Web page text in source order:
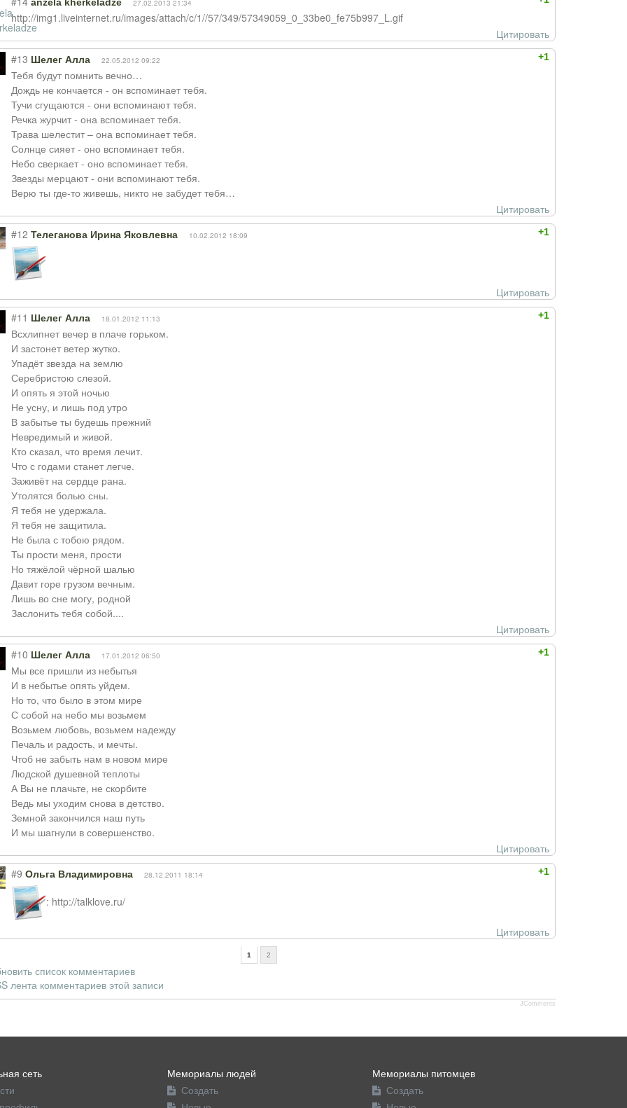
27.02.2013 21:34
http://img1.liveinternet.ru/images/attach/c/1//57/349/57349059_0_33be0_fe75b997_L.gif
Цитировать
+1
#13 Шелег Алла 22.05.2012 09:22
Тебя будут помнить вечно…
Дождь не кончается - он вспоминает тебя.
Тучи сгущаются - они вспоминают тебя.
Речка журчит - она вспоминает тебя.
Трава шелестит – она вспоминает тебя.
Солнце сияет - оно вспоминает тебя.
Небо сверкает - оно вспоминает тебя.
Звезды мерцают - они вспоминают тебя.
Верю ты где-то живешь, никто не забудет тебя…
Цитировать
+1
#12 Телеганова Ирина Яковлевна 10.02.2012 18:09
Цитировать
+1
#11 Шелег Алла 18.01.2012 11:13
Всхлипнет вечер в плаче горьком.
И застонет ветер жутко.
Упадёт звезда на землю
Серебристою слезой.
И опять я этой ночью
Не усну, и лишь под утро
В забытье ты будешь прежний
Невредимый и живой.
Кто сказал, что время лечит.
Что с годами станет легче.
Заживёт на сердце рана.
Утолятся болью сны.
Я тебя не удержала.
Я тебя не защитила.
Не была с тобою рядом.
Ты прости меня, прости
Но тяжёлой чёрной шалью
Давит горе грузом вечным.
Лишь во сне могу, родной
Заслонить тебя собой....
Цитировать
+1
#10 Шелег Алла 17.01.2012 06:50
Мы все пришли из небытья
И в небытье опять уйдем.
Но то, что было в этом мире
С собой на небо мы возьмем
Возьмем любовь, возьмем надежду
Печаль и радость, и мечты.
Чтоб не забыть нам в новом мире
Людской душевной теплоты
А Вы не плачьте, не скорбите
Ведь мы уходим снова в детство.
Земной закончился наш путь
И мы шагнули в совершенство.
Цитировать
+1
#9 Ольга Владимировна 28.12.2011 18:14
: http://talklove.ru/
Цитировать
1 2
список комментариев
лента комментариев этой записи
JComments
сеть
Мемориалы людей
Создать
Мемориалы питомцев
Создать